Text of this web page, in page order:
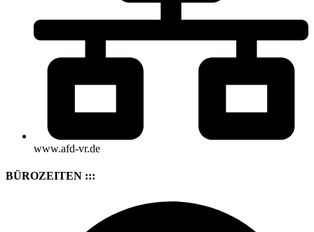
www.afd-vr.de
BÜROZEITEN :::